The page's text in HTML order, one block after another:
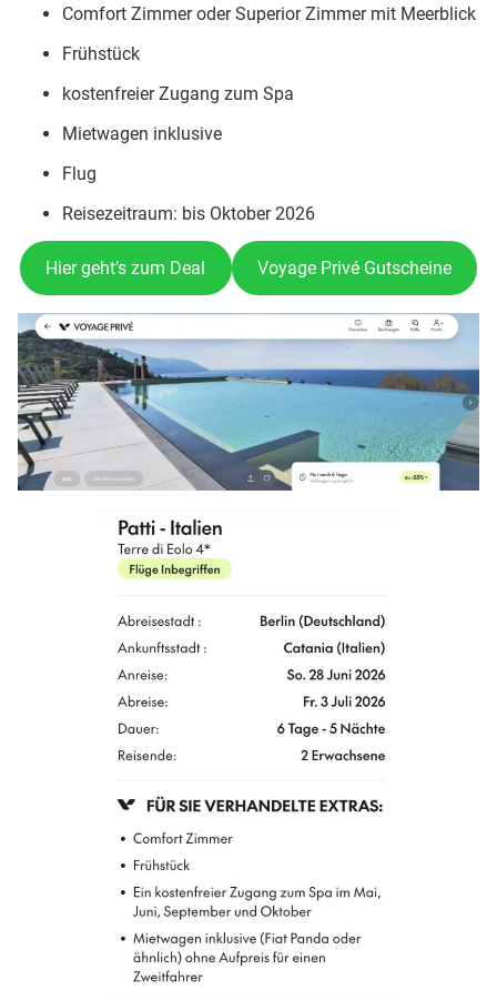
Comfort Zimmer oder Superior Zimmer mit Meerblick
Frühstück
kostenfreier Zugang zum Spa
Mietwagen inklusive
Flug
Reisezeitraum: bis Oktober 2026
Hier geht’s zum Deal Voyage Privé Gutscheine